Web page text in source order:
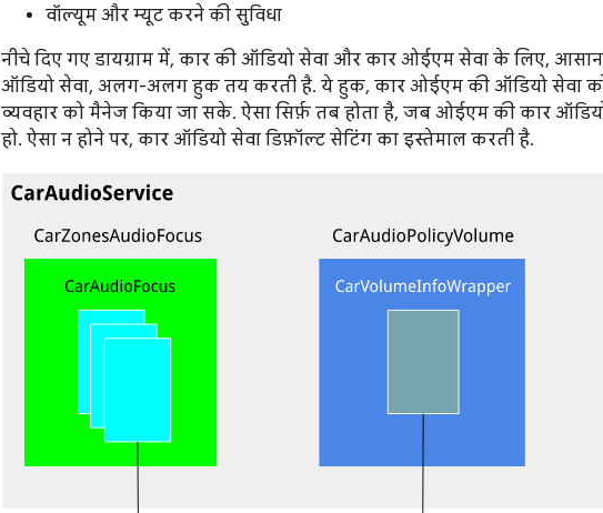
वॉल्यूम और म्यूट करने की सुविधा
नीचे दिए गए डायग्राम में, कार की ऑडियो सेवा और कार ओईएम सेवा के लिए,
ऑडियो सेवा, अलग-अलग हुक तय करती है. ये हुक, कार ओईएम की ऑडियो सेवा
व्यवहार को मैनेज किया जा सके. ऐसा सिर्फ़ तब होता है, जब ओईएम की कार
हो. ऐसा न होने पर, कार ऑडियो सेवा डिफ़ॉल्ट सेटिंग का इस्तेमाल करती है.